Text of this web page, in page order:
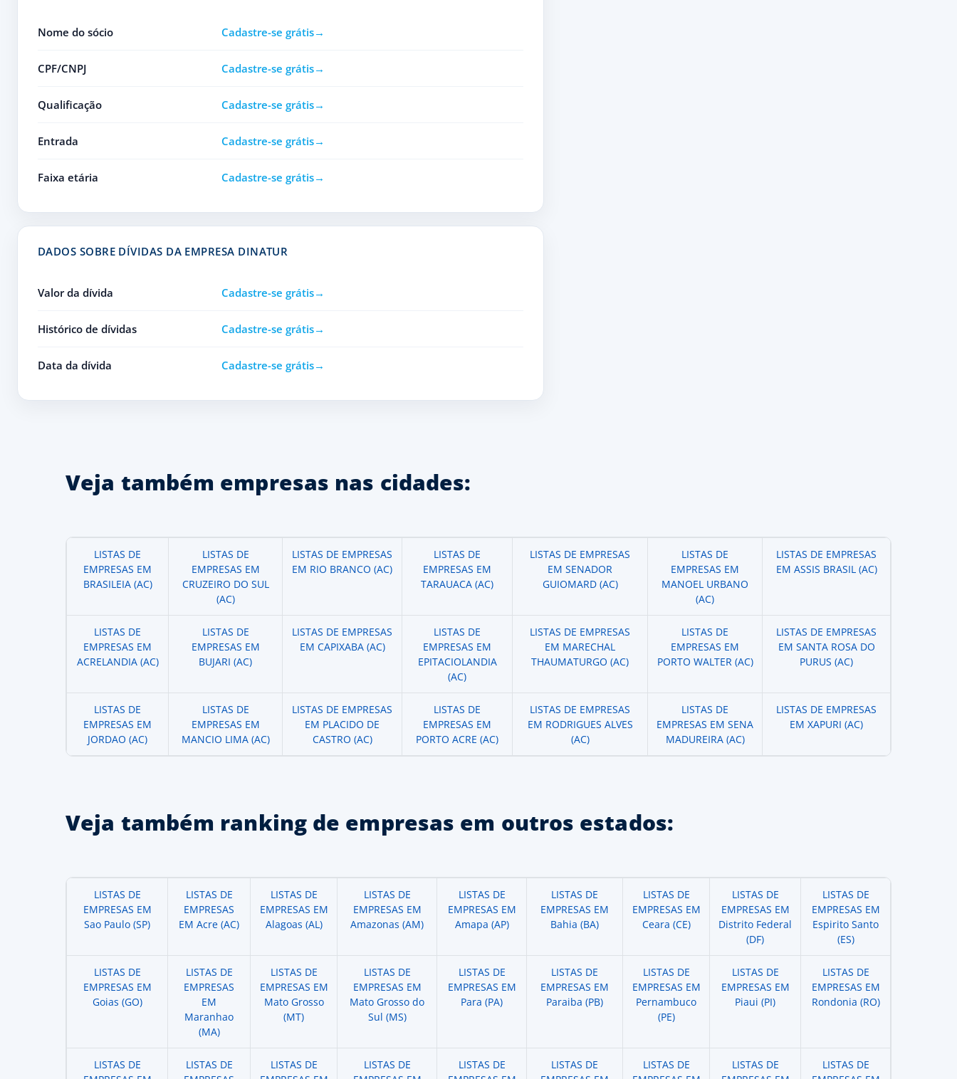
Nome do sócio Cadastre-se grátis
CPF/CNPJ Cadastre-se grátis
Qualificação Cadastre-se grátis
Entrada Cadastre-se grátis
Faixa etária Cadastre-se grátis
DADOS SOBRE DÍVIDAS DA EMPRESA DINATUR
Valor da dívida Cadastre-se grátis
Histórico de dívidas Cadastre-se grátis
Data da dívida Cadastre-se grátis
Veja também empresas nas cidades:
LISTAS DE
EMPRESAS EM
BRASILEIA (AC)
LISTAS DE
EMPRESAS EM
CRUZEIRO DO SUL
(AC)
LISTAS DE EMPRESAS
EM RIO BRANCO (AC)
LISTAS DE
EMPRESAS EM
TARAUACA (AC)
LISTAS DE EMPRESAS
EM SENADOR
GUIOMARD (AC)
LISTAS DE
EMPRESAS EM
MANOEL URBANO
(AC)
LISTAS DE EMPRESAS
EM ASSIS BRASIL (AC)
LISTAS DE
EMPRESAS EM
ACRELANDIA (AC)
LISTAS DE
EMPRESAS EM
BUJARI (AC)
LISTAS DE EMPRESAS
EM CAPIXABA (AC)
LISTAS DE
EMPRESAS EM
EPITACIOLANDIA
(AC)
LISTAS DE EMPRESAS
EM MARECHAL
THAUMATURGO (AC)
LISTAS DE
EMPRESAS EM
PORTO WALTER (AC)
LISTAS DE EMPRESAS
EM SANTA ROSA DO
PURUS (AC)
LISTAS DE
EMPRESAS EM
JORDAO (AC)
LISTAS DE
EMPRESAS EM
MANCIO LIMA (AC)
LISTAS DE EMPRESAS
EM PLACIDO DE
CASTRO (AC)
LISTAS DE
EMPRESAS EM
PORTO ACRE (AC)
LISTAS DE EMPRESAS
EM RODRIGUES ALVES
(AC)
LISTAS DE
EMPRESAS EM SENA
MADUREIRA (AC)
LISTAS DE EMPRESAS
EM XAPURI (AC)
Veja também ranking de empresas em outros estados:
LISTAS DE
EMPRESAS EM
Sao Paulo (SP)
LISTAS DE
EMPRESAS
EM Acre (AC)
LISTAS DE
EMPRESAS EM
Alagoas (AL)
LISTAS DE
EMPRESAS EM
Amazonas (AM)
LISTAS DE
EMPRESAS EM
Amapa (AP)
LISTAS DE
EMPRESAS EM
Bahia (BA)
LISTAS DE
EMPRESAS EM
Ceara (CE)
LISTAS DE
EMPRESAS EM
Distrito Federal
(DF)
LISTAS DE
EMPRESAS EM
Espirito Santo
(ES)
LISTAS DE
EMPRESAS EM
Goias (GO)
LISTAS DE
EMPRESAS
EM
Maranhao
(MA)
LISTAS DE
EMPRESAS EM
Mato Grosso
(MT)
LISTAS DE
EMPRESAS EM
Mato Grosso do
Sul (MS)
LISTAS DE
EMPRESAS EM
Para (PA)
LISTAS DE
EMPRESAS EM
Paraiba (PB)
LISTAS DE
EMPRESAS EM
Pernambuco
(PE)
LISTAS DE
EMPRESAS EM
Piaui (PI)
LISTAS DE
EMPRESAS EM
Rondonia (RO)
LISTAS DE
LISTAS DE
LISTAS DE
LISTAS DE
LISTAS DE
LISTAS DE
LISTAS DE
LISTAS DE
LISTAS DE